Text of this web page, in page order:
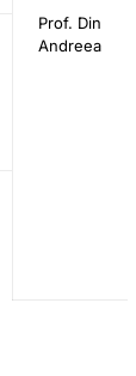
Prof. Din
Andreea